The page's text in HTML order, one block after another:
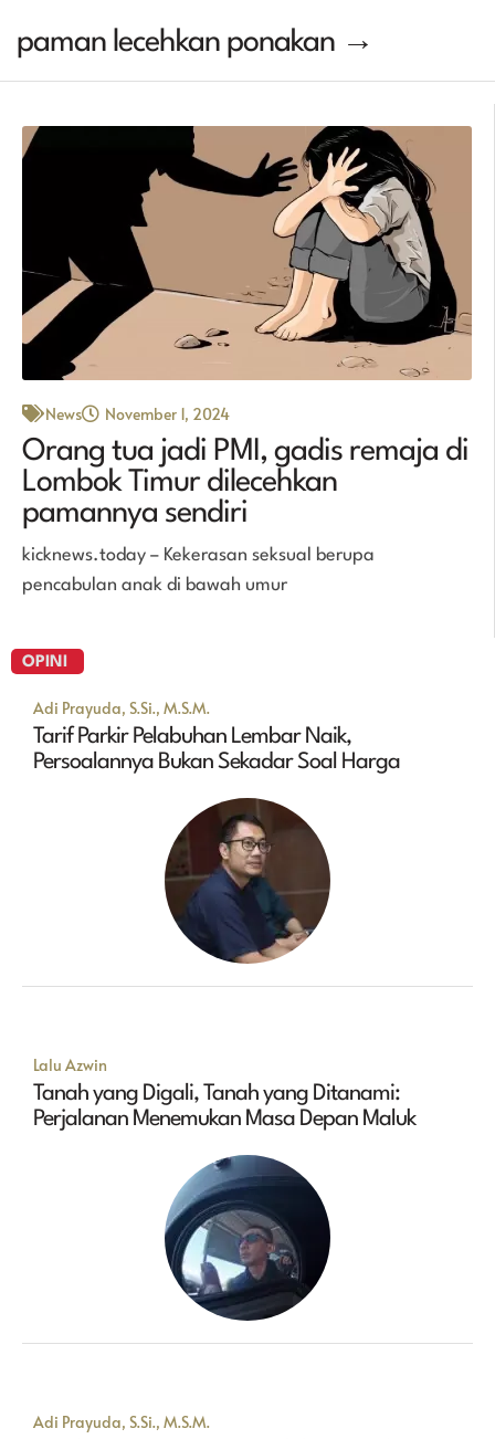
paman lecehkan ponakan →
News November 1, 2024
Orang tua jadi PMI, gadis remaja di
Lombok Timur dilecehkan
pamannya sendiri
kicknews.today – Kekerasan seksual berupa
pencabulan anak di bawah umur
OPINI
Adi Prayuda, S.Si., M.S.M.
Tarif Parkir Pelabuhan Lembar Naik,
Persoalannya Bukan Sekadar Soal Harga
Lalu Azwin
Tanah yang Digali, Tanah yang Ditanami:
Perjalanan Menemukan Masa Depan Maluk
Adi Prayuda, S.Si., M.S.M.